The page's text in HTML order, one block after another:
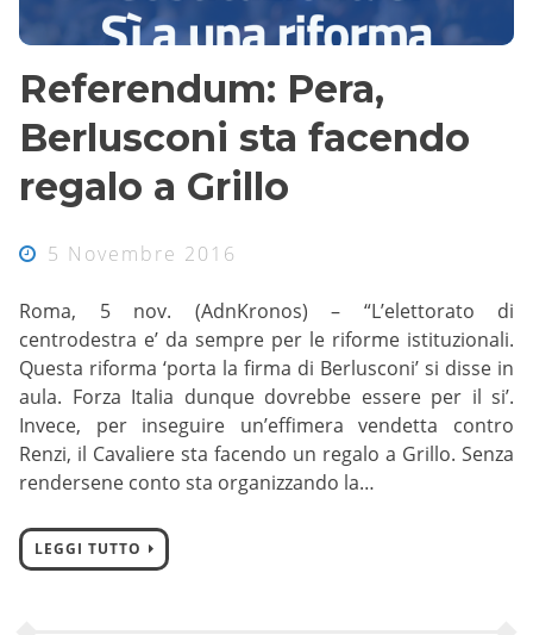
Referendum: Pera,
Berlusconi sta facendo
regalo a Grillo
5 Novembre 2016
Roma, 5 nov. (AdnKronos) – “L’elettorato di
centrodestra e’ da sempre per le riforme istituzionali.
Questa riforma ‘porta la firma di Berlusconi’ si disse in
aula. Forza Italia dunque dovrebbe essere per il si’.
Invece, per inseguire un’effimera vendetta contro
Renzi, il Cavaliere sta facendo un regalo a Grillo. Senza
rendersene conto sta organizzando la…
LEGGI TUTTO